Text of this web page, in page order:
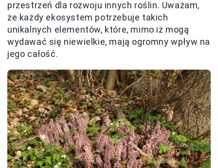
przestrzeń dla rozwoju innych roślin. Uważam,
że każdy ekosystem potrzebuje takich
unikalnych elementów, które, mimo iż mogą
wydawać się niewielkie, mają ogromny wpływ na
jego całość.